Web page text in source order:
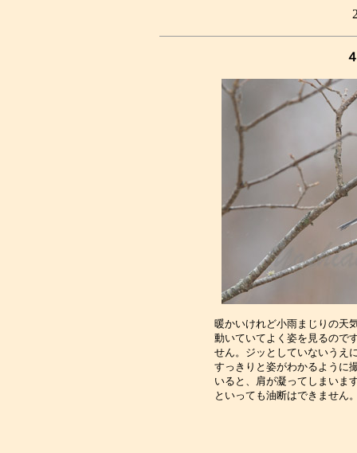
暖かいけれど小雨まじりの天
動いていてよく姿を見るので
せん。ジッとしていないうえ
すっきりと姿がわかるように
いると、肩が凝ってしまいま